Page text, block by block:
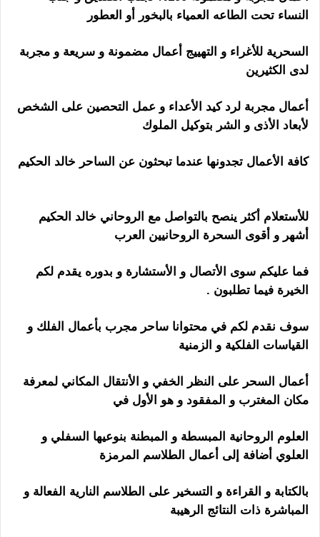
النساء تحت الطاعه العمياء بالبخور أو العطور
السحرية للأغراء و التهييج أعمال مضمونة و سريعة و مجربة
لدى الكثيرين
أعمال مجربة لرد كيد الأعداء و عمل التحصين على الشخص
لأبعاد الأذى و الشر بتوكيل الملوك
كافة الأعمال تجدونها عندما تبحثون عن الساحر خالد الحكيم
للأستعلام أكثر ينصح بالتواصل مع الروحاني خالد الحكيم
أشهر و أقوى السحرة الروحانيين العرب
فما عليكم سوى الأتصال و الأستشارة و بدوره يقدم لكم
الخيرة فيما تطلبون .
سوف نقدم لكم في محتوانا ساحر مجرب بأعمال الفلك و
القياسات الفلكية و الزمنية
أعمال السحر على النظر الخفي و الأنتقال المكاني لمعرفة
مكان المغترب و المفقود و هو الأول في
العلوم الروحانية المبسطة و المبطنة بنوعيها السفلي و
العلوي أضافة إلى أعمال الطلاسم المرمزة
بالكتابة و القراءة و التسخير على الطلاسم النارية الفعالة و
المباشرة ذات النتائج الرهيبة